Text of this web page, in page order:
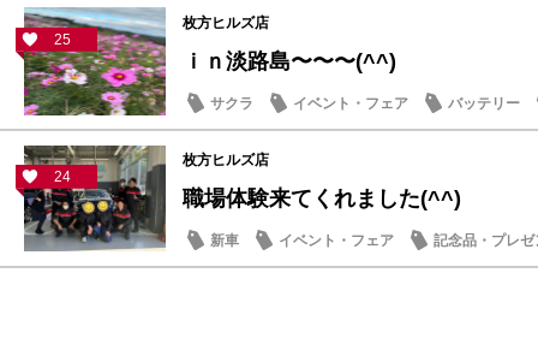
25
枚方ヒルズ店
ｉｎ淡路島〜〜〜(^^)
サクラ イベント・フェア バッテリー
24
枚方ヒルズ店
職場体験来てくれました(^^)
新車 イベント・フェア
記念品・プレゼ
日常の出来事